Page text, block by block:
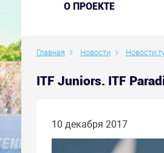
O ПРОЕКТЕ
Главная Новости Новости
ITF Juniors. ITF
10 декабря 2017